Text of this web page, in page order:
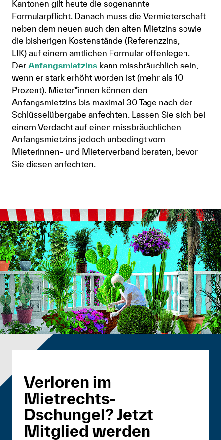
Kantonen gilt heute die sogenannte
Formularpflicht. Danach muss die Vermieterschaft
neben dem neuen auch den alten Mietzins sowie
die bisherigen Kostenstände (Referenzzins,
LIK) auf einem amtlichen Formular offenlegen.
Der Anfangsmietzin​s kann missbräuchlich sein,
wenn er stark erhöht worden ist (mehr als 10
Prozent). Mieter*innen können den
Anfangsmietzins bis maximal 30 Tage nach der
Schlüsselübergabe anfechten. Lassen Sie sich bei
einem Verdacht auf einen missbräuchlichen
Anfangsmietzins jedoch unbedingt vom
Mieterinnen- und Mieterverband beraten, bevor
Sie diesen anfechten.
Verloren im
Mietrechts-
Dschungel? Jetzt
Mitglied werden